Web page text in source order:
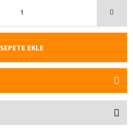
SEPETE EKLE